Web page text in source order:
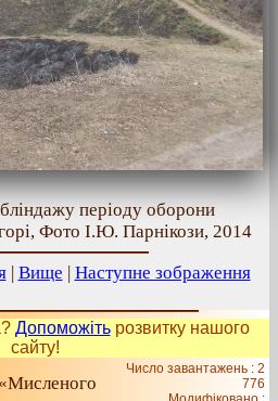
періоду оборони
Фото І.Ю. Парнікози, 2014
| Вище | Наступне зображення
Допоможітьрозвитку нашого
сайту!
Число завантажень : 2
776